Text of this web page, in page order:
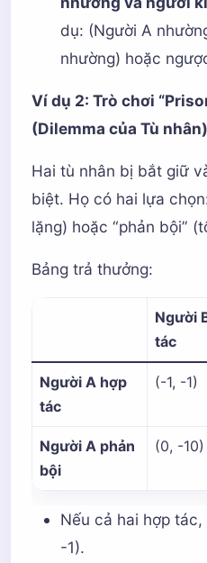
dụ: (Người A
nhường) hoặc
Ví dụ 2: Trò chơi
(Dilemma của Tù nhân)
Hai tù nhân bị bắt giữ
biệt. Họ có hai lựa
lặng) hoặc “phản bội”
Bảng trả thưởng:
Người
tác
Người A hợp
tác
(-1, -1)
Người A phản
bội
(0, -10)
Nếu cả hai hợp
-1).